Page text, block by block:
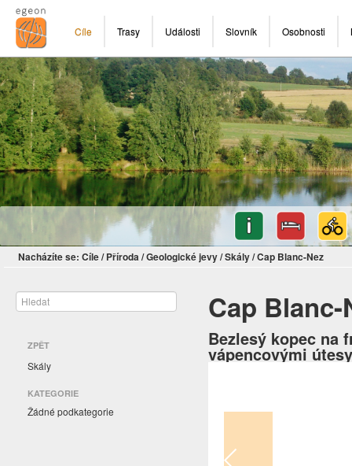
Cíle Trasy Události Slovník Osobnosti
Nacházíte se: Cíle/ Příroda/Geologické jevy/Skály/Cap Blanc-Nez
ZPĚT
Skály
KATEGORIE
Žádné podkategorie
Cap Blanc-
Bezlesý kopec na
vápencovými